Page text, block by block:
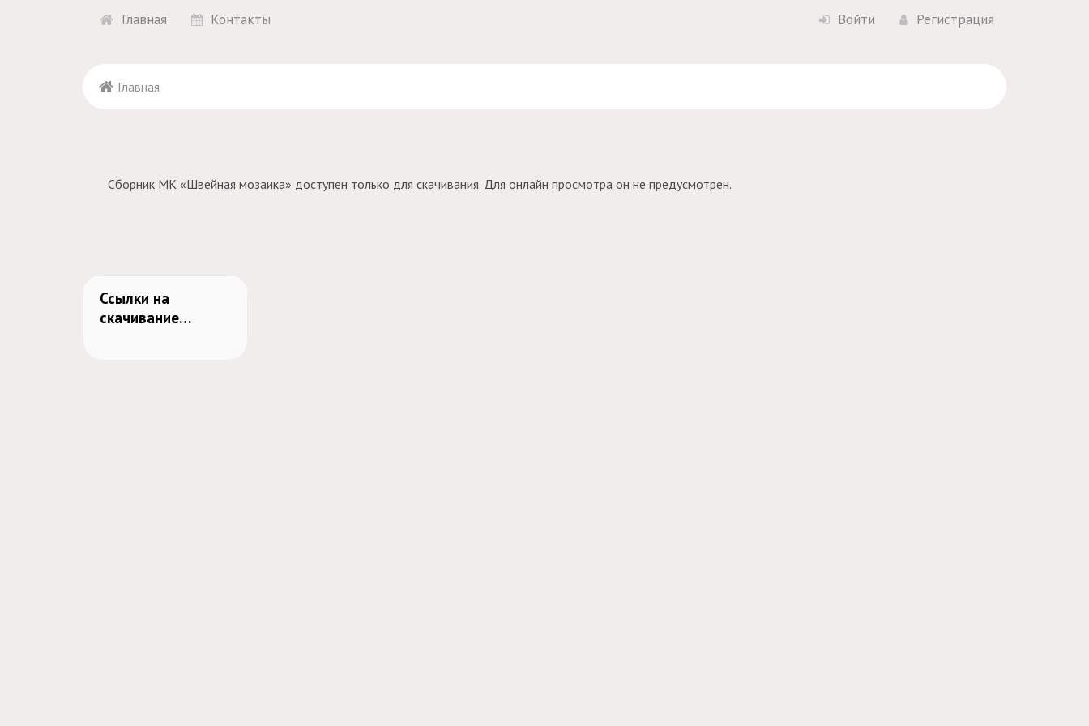
Главная Контакты Войти Регистрация
Главная
Сборник МК «Швейная мозаика» доступен только для скачивания. Для онлайн просмотра он не предусмотрен.
Ссылки на
скачивание